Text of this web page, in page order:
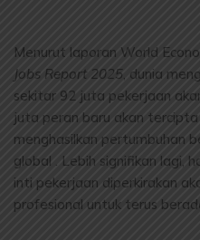
Menurut laporan World
Jobs Report 2025, dunia
sekitar 92 juta pekerjaan
juta peran baru akan
menghasilkan pertumbuhan
global . Lebih signifikan lagi,
inti pekerjaan diperkirakan
profesional untuk terus